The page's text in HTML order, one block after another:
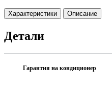
Характеристики Описание
Детали
Гарантия на кондиционер